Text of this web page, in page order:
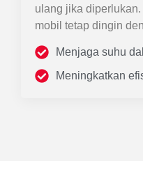
ulang jika
mobil tetap dingin
Menjaga suhu
Meningkatkan